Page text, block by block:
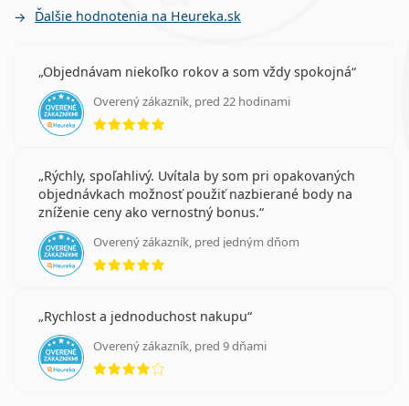
Ďalšie hodnotenia na Heureka.sk
Objednávam niekoľko rokov a som vždy spokojná
Overený zákazník, pred 22 hodinami
hodnotenie 5 z 5
Rýchly, spoľahlivý. Uvítala by som pri opakovaných
objednávkach možnosť použiť nazbierané body na
zníženie ceny ako vernostný bonus.
Overený zákazník, pred jedným dňom
hodnotenie 5 z 5
Rychlost a jednoduchost nakupu
Overený zákazník, pred 9 dňami
hodnotenie 4 z 5